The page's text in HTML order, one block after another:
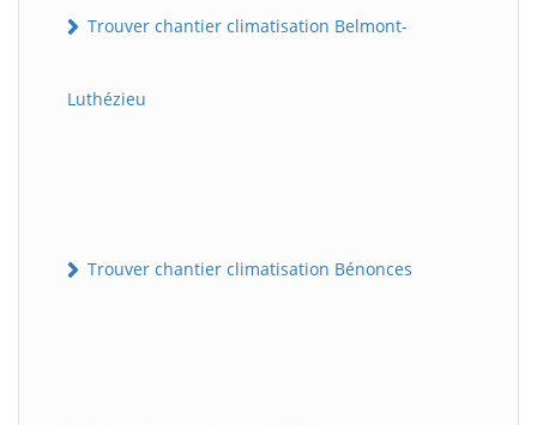
Trouver chantier climatisation Belmont-
Luthézieu
Trouver chantier climatisation Bénonces